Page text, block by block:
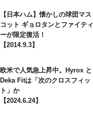
【日本ハム】懐かしの球団マス
コット ギョロタンとファイティ
ーが限定復活！
【2014.9.3】
欧米で人気急上昇中。Hyrox と
Deka Fitは「次のクロスフィッ
ト」か
【2024.6.24】